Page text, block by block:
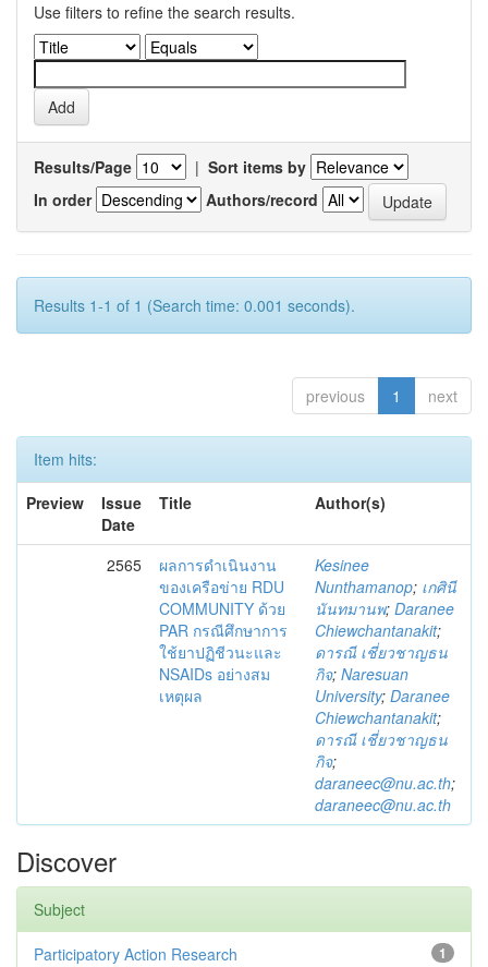
Use filters to refine the search results.
Results/Page | Sort items by
In order
Authors/record
Results 1-1 of 1 (Search time: 0.001 seconds).
previous 1 next
Item hits:
Preview
Issue
Date
Title Author(s)
2565
ผลการดำเนินงาน
ของเครือข่าย RDU
COMMUNITY ด้วย
PAR กรณีศึกษาการ
ใช้ยาปฏิชีวนะและ
NSAIDs อย่างสม
เหตุผล
Kesinee
Nunthamanop; เกศินี
นันทมานพ; Daranee
Chiewchantanakit;
ดารณี เชี่ยวชาญธน
กิจ; Naresuan
University; Daranee
Chiewchantanakit;
ดารณี เชี่ยวชาญธน
กิจ;
daraneec@nu.ac.th;
daraneec@nu.ac.th
Discover
Subject
1
Participatory Action Research